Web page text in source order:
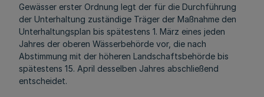
Gewässer erster Ordnung legt der für die Durchführung
der Unterhaltung zuständige Träger der Maßnahme den
Unterhaltungsplan bis spätestens 1. März eines jeden
Jahres der oberen Wässerbehörde vor, die nach
Abstimmung mit der höheren Landschaftsbehörde bis
spätestens 15. April desselben Jahres abschließend
entscheidet.